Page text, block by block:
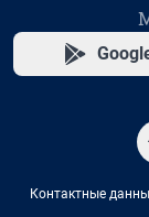
Контактные